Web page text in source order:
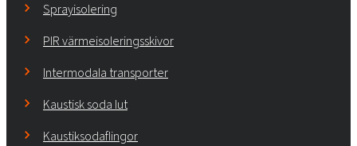
Sprayisolering
PIR värmeisoleringsskivor
Intermodala transporter
Kaustisk soda lut
Kaustiksodaflingor